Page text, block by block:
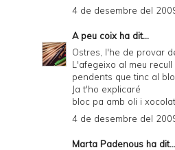
4 de desembre del
A peu coix ha dit...
Ostres, l'he de provar
L'afegeixo al meu
pendents que tinc al
Ja t'ho explicaré
bloc pa amb oli i
4 de desembre del
Marta Padenous ha dit...